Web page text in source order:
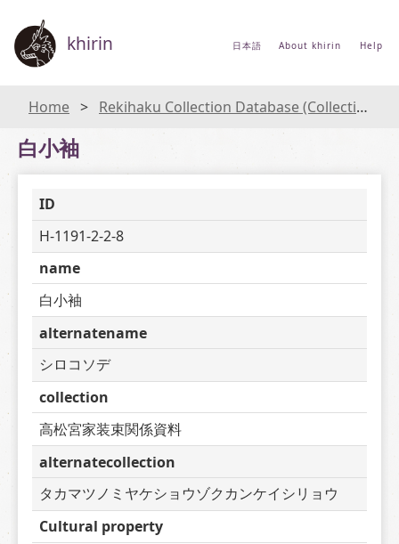
khirin 日本語 About khirin Help
Home Rekihaku Collection Database (Collections Database of the National Museum of Japanese History)
白小袖
ID
H-1191-2-2-8
name
白小袖
alternatename
シロコソデ
collection
高松宮家装束関係資料
alternatecollection
タカマツノミヤケショウゾクカンケイシリョウ
Cultural property